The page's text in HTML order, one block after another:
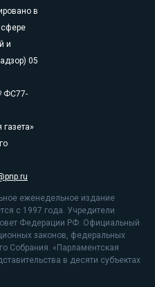
в
и
05
ФС77-
еженедельное издание
с 1997 года. Учредители
Федерации РФ. Официальный
законов, федеральных
Собрания. «Парламентская
в десяти субъектах